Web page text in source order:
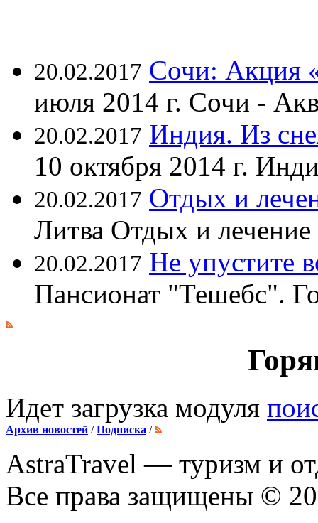
20.02.2017 Сочи: Акция
июля 2014 г. Сочи -
20.02.2017 Индия. Из
10 октября 2014 г.
20.02.2017 Отдых и
Литва Отдых и лечение
20.02.2017 Не упустите
Пансионат "Тешебс".
Идет загрузка модуля
Архив новостей /Подписка /
AstraTravel — туризм и
Все права защищены ©